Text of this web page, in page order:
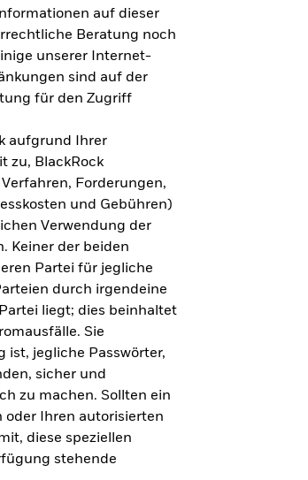
auf dieser
Beratung noch
unserer Internet-
sind auf der
für den Zugriff
aufgrund Ihrer
zu, BlackRock
Forderungen,
und Gebühren)
Verwendung der
Keiner der beiden
Partei für jegliche
durch irgendeine
liegt; dies beinhaltet
Sie
ist, jegliche Passwörter,
sicher und
zu machen. Sollten ein
oder Ihren autorisierten
diese speziellen
stehende